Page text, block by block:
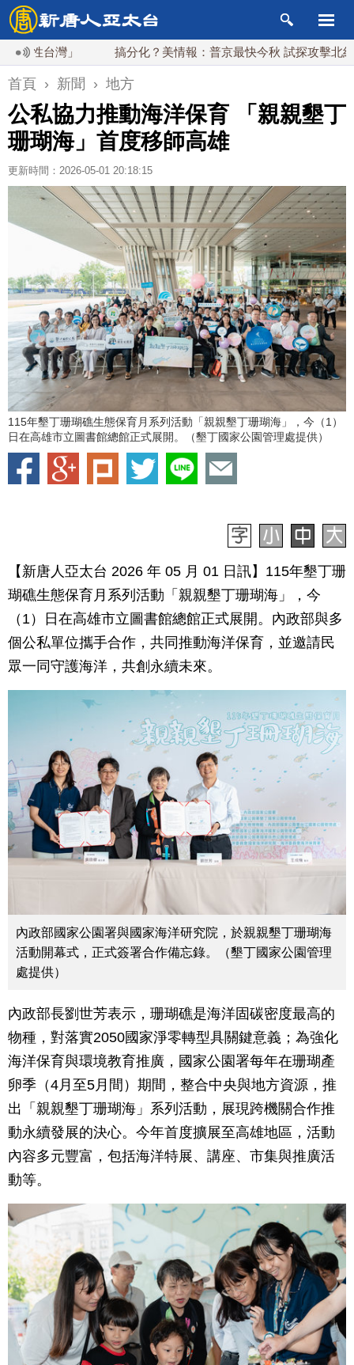
灣」 搞分化？美情報：普京最快今秋 試探攻擊北約盟國
首頁 › 新聞 › 地方
公私協力推動海洋保育 「親親墾丁
珊瑚海」首度移師高雄
更新時間：2026-05-01 20:18:15
115年墾丁珊瑚礁生態保育月系列活動「親親墾丁珊瑚海」，今（1）
日在高雄市立圖書館總館正式展開。（墾丁國家公園管理處提供）
【新唐人亞太台 2026 年 05 月 01 日訊】115年墾丁珊
瑚礁生態保育月系列活動「親親墾丁珊瑚海」，今
（1）日在高雄市立圖書館總館正式展開。內政部與多
個公私單位攜手合作，共同推動海洋保育，並邀請民
眾一同守護海洋，共創永續未來。
內政部國家公園署與國家海洋研究院，於親親墾丁珊瑚海
活動開幕式，正式簽署合作備忘錄。（墾丁國家公園管理
處提供）
內政部長劉世芳表示，珊瑚礁是海洋固碳密度最高的
物種，對落實2050國家淨零轉型具關鍵意義；為強化
海洋保育與環境教育推廣，國家公園署每年在珊瑚產
卵季（4月至5月間）期間，整合中央與地方資源，推
出「親親墾丁珊瑚海」系列活動，展現跨機關合作推
動永續發展的決心。今年首度擴展至高雄地區，活動
內容多元豐富，包括海洋特展、講座、市集與推廣活
動等。